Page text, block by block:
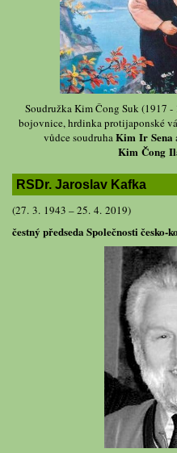
Soudružka Kim Čong Suk (1917
bojovnice, hrdinka protijaponské
vůdce soudruha Kim Ir Sena
Kim Čong
RSDr. Jaroslav Kafka
(27. 3. 1943 – 25. 4. 2019)
čestný předseda Společnosti